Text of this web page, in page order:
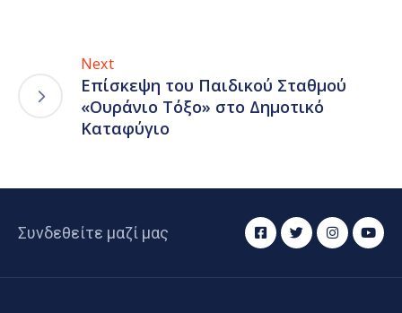
Next
Επίσκεψη του Παιδικού Σταθμού
«Ουράνιο Τόξο» στο Δημοτικό
Καταφύγιο
Συνδεθείτε μαζί μας